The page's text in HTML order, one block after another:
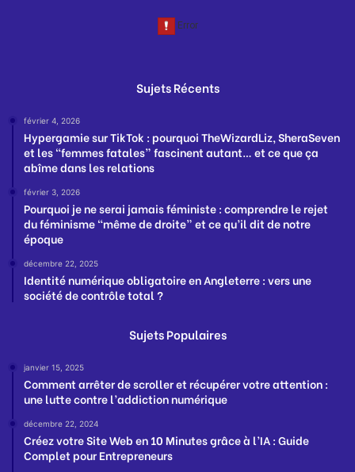
Sujets Récents
février 4, 2026
Hypergamie sur TikTok : pourquoi TheWizardLiz, SheraSeven
et les “femmes fatales” fascinent autant… et ce que ça
abîme dans les relations
février 3, 2026
Pourquoi je ne serai jamais féministe : comprendre le rejet
du féminisme “même de droite” et ce qu’il dit de notre
époque
décembre 22, 2025
Identité numérique obligatoire en Angleterre : vers une
société de contrôle total ?
Sujets Populaires
janvier 15, 2025
Comment arrêter de scroller et récupérer votre attention :
une lutte contre l’addiction numérique
décembre 22, 2024
Créez votre Site Web en 10 Minutes grâce à l’IA : Guide
Complet pour Entrepreneurs